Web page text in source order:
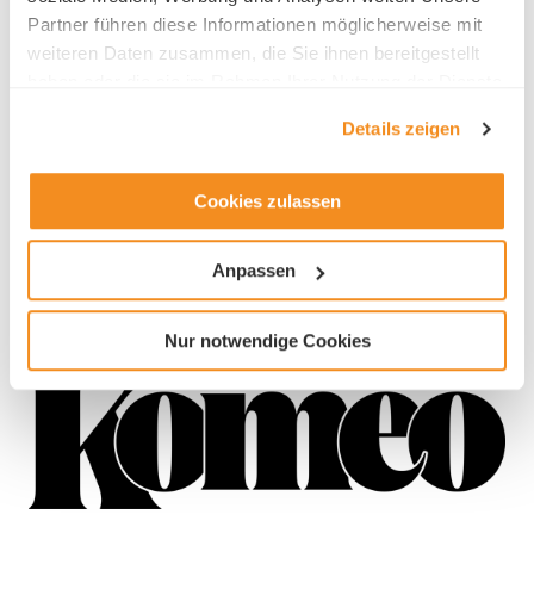
Partner führen diese Informationen möglicherweise mit
weiteren Daten zusammen, die Sie ihnen bereitgestellt
Details zeigen
Cookies zulassen
Anpassen
Nur notwendige Cookies